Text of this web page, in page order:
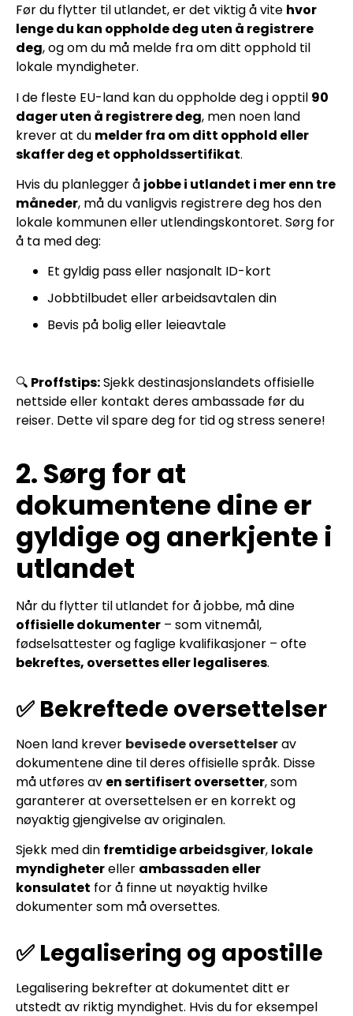
Før du flytter til utlandet, er det viktig å vite hvor
lenge du kan oppholde deg uten å registrere
deg, og om du må melde fra om ditt opphold til
lokale myndigheter.
I de fleste EU-land kan du oppholde deg i opptil 90
dager uten å registrere deg, men noen land
krever at du melder fra om ditt opphold eller
skaffer deg et oppholdssertifikat.
Hvis du planlegger å jobbe i utlandet i mer enn tre
måneder, må du vanligvis registrere deg hos den
lokale kommunen eller utlendingskontoret. Sørg for
å ta med deg:
Et gyldig pass eller nasjonalt ID-kort
Jobbtilbudet eller arbeidsavtalen din
Bevis på bolig eller leieavtale
🔍 Proffstips:Sjekk destinasjonslandets offisielle
nettside eller kontakt deres ambassade før du
reiser. Dette vil spare deg for tid og stress senere!
2. Sørg for at
dokumentene dine er
gyldige og anerkjente i
utlandet
Når du flytter til utlandet for å jobbe, må dine
offisielle dokumenter – som vitnemål,
fødselsattester og faglige kvalifikasjoner – ofte
bekreftes, oversettes eller legaliseres.
✅ Bekreftede oversettelser
Noen land krever bevisede oversettelserav
dokumentene dine til deres offisielle språk. Disse
må utføres av en sertifisert oversetter, som
garanterer at oversettelsen er en korrekt og
nøyaktig gjengivelse av originalen.
Sjekk med din fremtidige arbeidsgiver, lokale
myndighetereller ambassaden eller
konsulatet for å finne ut nøyaktig hvilke
dokumenter som må oversettes.
✅ Legalisering og apostille
Legalisering bekrefter at dokumentet ditt er
utstedt av riktig myndighet. Hvis du for eksempel